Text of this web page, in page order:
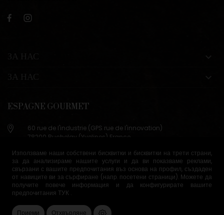
Използваме наши собствени бисквитки и бисквитки на трети страни,
за да анализираме нашите услуги и да ви показваме реклами,
свързани с вашите предпочитания въз основа на профил, създаден
от навиците ви за сърфиране (напр. посетени страници). Можете да
получите повече информация и да конфигурирате вашите
предпочитания ТУК .
Приеми Отхвърляне
ESPAGNE GOURMET
60 rue de l'industrie (GPS rue de l'innovation)
78200 Buchelay (Yvelines) France
+33 (0)9 83 29 36 98
info@espagne-gourmet.com
78200 Buchelay (Yvelines) France
Условия за продажба